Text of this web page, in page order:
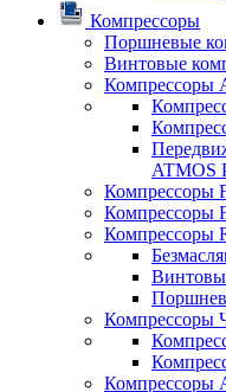
Компрессоры
Поршневые
Винтовые
Компрессоры
ATMOS
Компрессоры
Компрессоры
Компрессоры
Компрессоры
Компрессоры